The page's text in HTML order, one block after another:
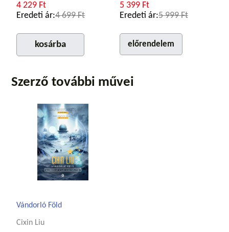
4 229 Ft
Eredeti ár:4 699 Ft
kosárba
5 399 Ft
Eredeti ár:5 999 Ft
előrendelem
Szerző további művei
Vándorló Föld
Cixin Liu